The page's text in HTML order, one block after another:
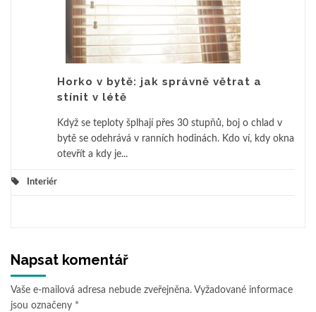
Horko v bytě: jak správně větrat a
stínit v létě
Když se teploty šplhají přes 30 stupňů, boj o chlad v
bytě se odehrává v ranních hodinách. Kdo ví, kdy okna
otevřít a kdy je...
Interiér
Napsat komentář
Vaše e-mailová adresa nebude zveřejněna. Vyžadované informace
jsou označeny *